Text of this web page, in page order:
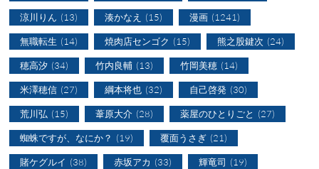
涼川りん (13) 湊かなえ (15) 漫画 (1241)
無職転生 (14) 焼肉店センゴク (15) 熊之股鍵次 (24)
穂高汐 (34) 竹内良輔 (13) 竹岡美穂 (14)
米澤穂信 (27) 綱本将也 (32) 自己啓発 (30)
荒川弘 (15) 葦原大介 (28) 薬屋のひとりごと (27)
蜘蛛ですが、なにか？ (19) 覆面うさぎ (21)
賭ケグルイ (38) 赤坂アカ (33) 輝竜司 (19)